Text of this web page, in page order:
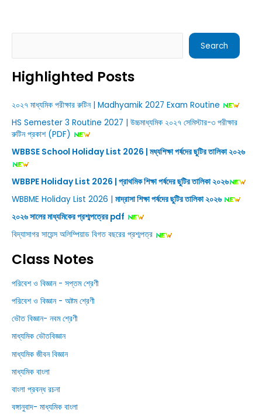
Search
Highlighted Posts
২০২৭ মাধ্যমিক পরীক্ষার রুটিন | Madhyamik 2027 Exam Routine
HS Semester 3 Routine 2027 | উচ্চমাধ্যমিক ২০২৭ সেমিস্টার-৩ পরীক্ষার
রুটিন প্রকাশ (PDF)
WBBSE School Holiday List 2026 | মধ্যশিক্ষা পর্ষদের ছুটির তালিকা ২০২৬
WBBPE Holiday List 2026 | প্রাথমিক শিক্ষা পর্ষদের ছুটির তালিকা ২০২৬
WBBME Holiday List 2026 | মাদ্রাসা শিক্ষা পর্ষদের ছুটির তালিকা ২০২৬
২০২৬ সালের মাধ্যমিকের প্রশ্মপত্রের pdf
বিদ্যাসাগর সায়েন্স অলিম্পিয়াড বিগত বছরের প্রশ্মপত্র
Class Notes
পরিবেশ ও বিজ্ঞান - সপ্তম শ্রেণী
পরিবেশ ও বিজ্ঞান - অষ্টম শ্রেণী
ভৌত বিজ্ঞান- নবম শ্রেণী
মাধ্যমিক ভৌতবিজ্ঞান
মাধ্যমিক জীবন বিজ্ঞান
মাধ্যমিক বাংলা
বাংলা প্রবন্ধ রচনা
বঙ্গানুবাদ- মাধ্যমিক বাংলা